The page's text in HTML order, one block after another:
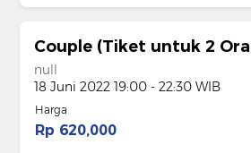
Couple (Tiket untuk 2
null
18 Juni 2022 19:00 - 22:30 WIB
Harga
Rp 620,000